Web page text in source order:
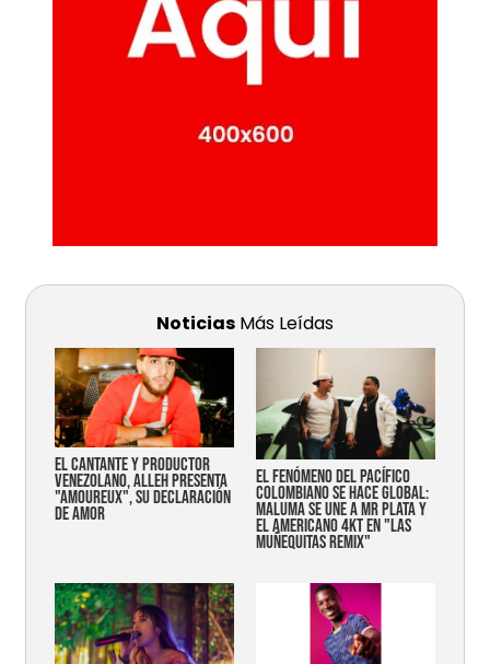
Noticias Más Leídas
EL CANTANTE Y PRODUCTOR
VENEZOLANO, ALLEH PRESENTA
"AMOUREUX", SU DECLARACIÓN
DE AMOR
EL FENÓMENO DEL PACÍFICO
COLOMBIANO SE HACE GLOBAL:
MALUMA SE UNE A MR PLATA Y
EL AMERICANO 4KT EN "LAS
MUÑEQUITAS REMIX"